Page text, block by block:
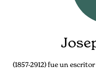
(1857-2912) fue un